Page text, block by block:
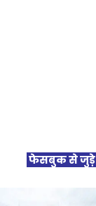
फेसबुक से जुड़े